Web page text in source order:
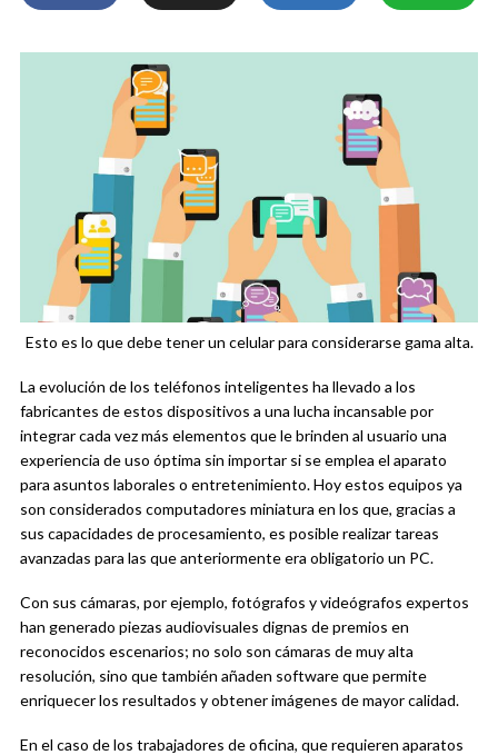
Esto es lo que debe tener un celular para considerarse gama alta.
La evolución de los teléfonos inteligentes ha llevado a los
fabricantes de estos dispositivos a una lucha incansable por
integrar cada vez más elementos que le brinden al usuario una
experiencia de uso óptima sin importar si se emplea el aparato
para asuntos laborales o entretenimiento. Hoy estos equipos ya
son considerados computadores miniatura en los que, gracias a
sus capacidades de procesamiento, es posible realizar tareas
avanzadas para las que anteriormente era obligatorio un PC.
Con sus cámaras, por ejemplo, fotógrafos y videógrafos expertos
han generado piezas audiovisuales dignas de premios en
reconocidos escenarios; no solo son cámaras de muy alta
resolución, sino que también añaden software que permite
enriquecer los resultados y obtener imágenes de mayor calidad.
En el caso de los trabajadores de oficina, que requieren aparatos